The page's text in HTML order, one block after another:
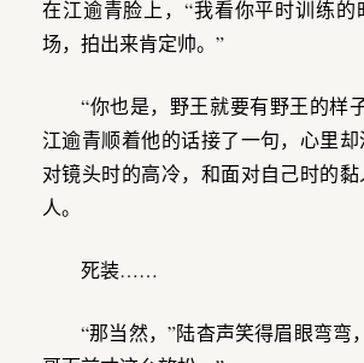
在江逾青脸上，“我看你平时训练的
场，拍出来肯定帅。”
“你也是，野王就要有野王的样
江逾青顺着他的话接了一句，心里
对镜头时的高冷，和面对自己时的
人。
死装……
“那当然，”陆杳声笑得眉眼弯弯